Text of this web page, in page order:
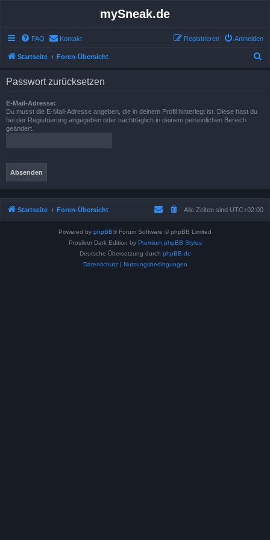
mySneak.de
FAQ Kontakt Anmelden
Registrieren
Startseite Foren-Übersicht
Passwort zurücksetzen
E-Mail-Adresse:
Du musst die E-Mail-Adresse angeben, die in deinem Profil hinterlegt ist. Diese hast du
bei der Registrierung angegeben oder nachträglich in deinem persönlichen Bereich
geändert.
Startseite Foren-Übersicht Alle Zeiten sind UTC+02:00
Powered by phpBB® Forum Software © phpBB Limited
Prosilver Dark Edition by Premium phpBB Styles
Deutsche Übersetzung durch phpBB.de
Datenschutz| Nutzungsbedingungen